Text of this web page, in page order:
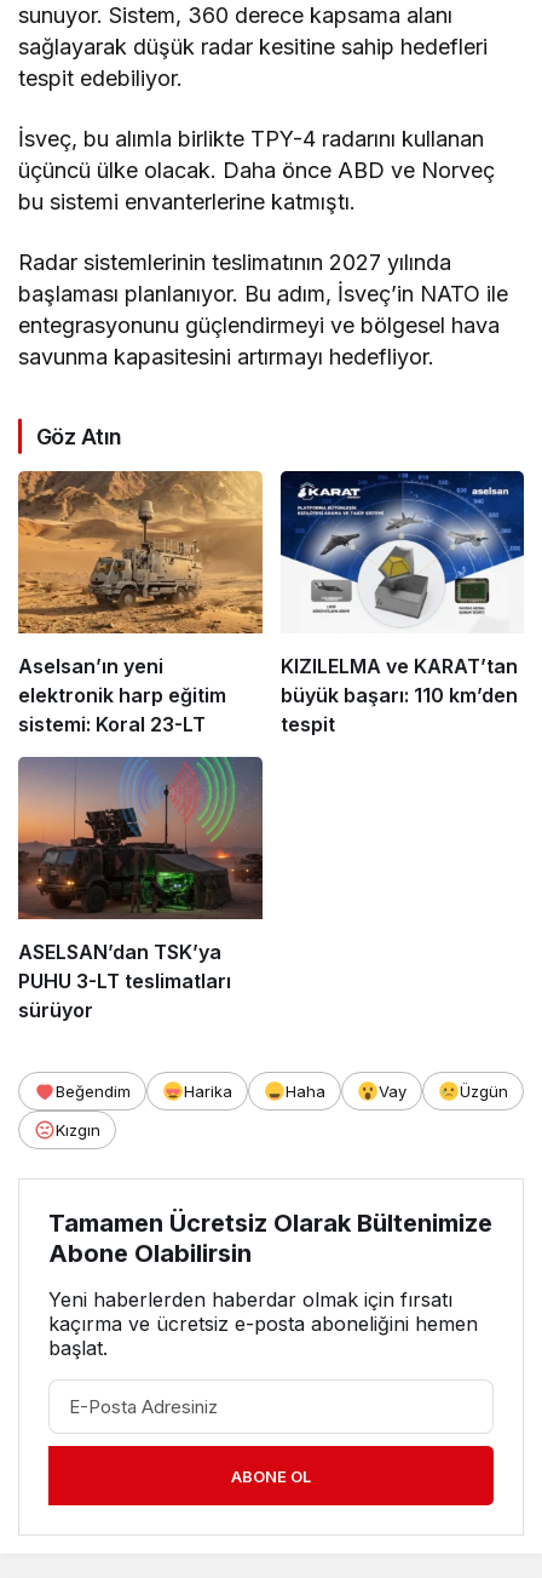
sunuyor. Sistem, 360 derece kapsama alanı
sağlayarak düşük radar kesitine sahip hedefleri
tespit edebiliyor.
İsveç, bu alımla birlikte TPY-4 radarını kullanan
üçüncü ülke olacak. Daha önce ABD ve Norveç
bu sistemi envanterlerine katmıştı.
Radar sistemlerinin teslimatının 2027 yılında
başlaması planlanıyor. Bu adım, İsveç’in NATO ile
entegrasyonunu güçlendirmeyi ve bölgesel hava
savunma kapasitesini artırmayı hedefliyor.
Göz Atın
Aselsan’ın yeni
elektronik harp eğitim
sistemi: Koral 23-LT
KIZILELMA ve KARAT’tan
büyük başarı: 110 km’den
tespit
ASELSAN’dan TSK’ya
PUHU 3-LT teslimatları
sürüyor
Beğendim Harika Haha Vay
Üzgün
Kızgın
Tamamen Ücretsiz Olarak Bültenimize
Abone Olabilirsin
Yeni haberlerden haberdar olmak için fırsatı
kaçırma ve ücretsiz e-posta aboneliğini hemen
başlat.
ABONE OL